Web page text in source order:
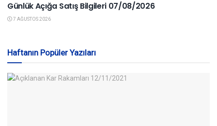
Günlük Açığa Satış Bilgileri 07/08/2026
7 AĞUSTOS 2026
Haftanın Popüler Yazıları